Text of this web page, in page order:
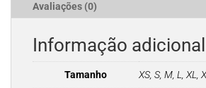
Avaliações (0)
Informação adicional
Tamanho XS, S, M, L, XL,